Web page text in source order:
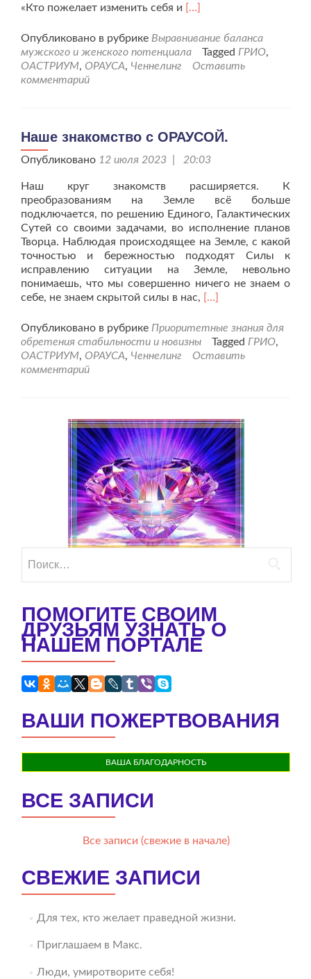
«Кто пожелает изменить себя и Читать
про“Значение
Инь-
Ян
[…]
Опубликовано в рубрике Выравнивание баланса
мужского и женского потенциала
Tagged ГРИО,
ОАСТРИУМ, ОРАУСА, Ченнелинг
Оставить
комментарий
Наше знакомство с ОРАУСОЙ.
Опубликовано 12 июля 2023 | 20:03
Наш круг знакомств расширяется. К
преобразованиям на Земле всё больше
подключается, по решению Единого, Галактических
Сутей со своими задачами, во исполнение планов
Творца. Наблюдая происходящее на Земле, с какой
точностью и бережностью подходят Силы к
исправлению ситуации на Земле, невольно
понимаешь, что мы совершенно ничего не знаем о
себе, не знаем скрытой силы в нас, Читать
проНаше
знакомство
с
[…]
Опубликовано в рубрике Приоритетные знания для
обретения стабильности и новизны
Tagged ГРИО,
ОАСТРИУМ, ОРАУСА, Ченнелинг
Оставить
комментарий
ПОМОГИТЕ СВОИМ
ДРУЗЬЯМ УЗНАТЬ О
НАШЕМ ПОРТАЛЕ
ВАШИ ПОЖЕРТВОВАНИЯ
ВАША БЛАГОДАРНОСТЬ
ВСЕ ЗАПИСИ
Все записи (свежие в начале)
СВЕЖИЕ ЗАПИСИ
Для тех, кто желает праведной жизни.
Приглашаем в Макс.
Люди, умиротворите себя!